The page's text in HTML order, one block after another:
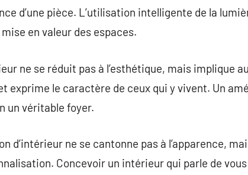
d’une pièce. L’utilisation intelligente de la
en valeur des espaces.
ne se réduit pas à l’esthétique, mais implique
exprime le caractère de ceux qui y vivent. Un
un véritable foyer.
d’intérieur ne se cantonne pas à l’apparence,
Concevoir un intérieur qui parle de